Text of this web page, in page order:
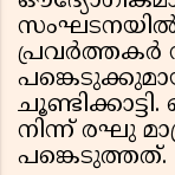
പ്രവർത്തകർ
നിന്ന് രഘു
പങ്കെടുത്തത്.